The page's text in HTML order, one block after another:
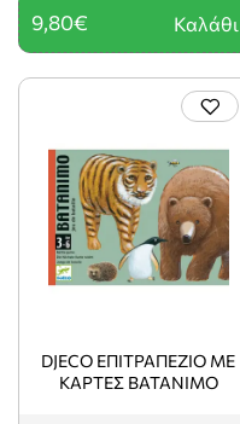
9,80€ Καλάθι
DJECO ΕΠΙΤΡΑΠΈΖΙΟ ΜΕ
ΚΆΡΤΕΣ BATANIMO